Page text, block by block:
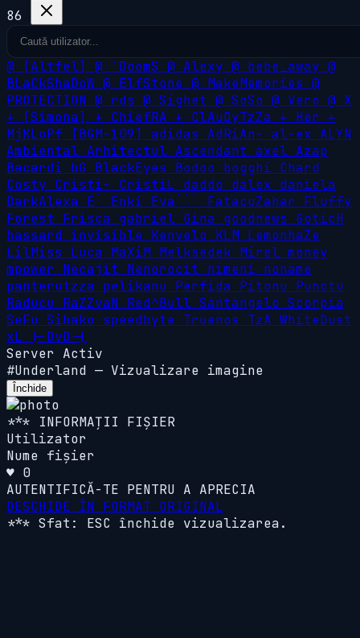
86
@ [Altfel] @ `DoomS @ Alexy @ bebe_away @
BLaCkShaDoW @ ElfStone @ MakeMemories @
PROTECTION @ rds @ Sighet @ SoSo @ Vero @ X
+
[Simona] + ChiefRA + ClAuDyTzZa + Her +
MjKLoPf
[BGM-109] adidas AdRiAn- al-ex ALYN
Ambiental Arhitectul Ascendant axel Azap
Bacardi bG BlackEyes Bodoo bogghi Chard
Costy Cristi- CristiL daddo dalex daniela
DarkAlexa E` Enki Eva``` FatacuZahar Fluffy
Forest Frisca gabriel Gina goodnews GoticH
hassard invisible Kenvelo KLM LemonhaZe
LilMiss Luca MaXiM Melksedek Mirel money
mpower Necajit Nenorocit nimeni noname
panterutzza pelikanu Perfida Pitonu Punctu
Raducu RaZZvaN Red^Bull Santangelo Scorpia
SeFu Sihako speedbyte Truenos TzA WhiteDust
xL
|-DvD-|
Server Activ
#Underland — Vizualizare imagine
Închide
*** INFORMAȚII FIȘIER
Utilizator
Nume fișier
♥ 0
AUTENTIFICĂ-TE PENTRU A APRECIA
DESCHIDE ÎN FORMAT ORIGINAL
*** Sfat: ESC închide vizualizarea.